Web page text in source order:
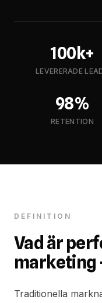
100k+
LEVERERADE
98%
RETENTION
DEFINITION
Vad är
marketing
Traditionella